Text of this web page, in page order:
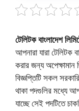
টেলিটক বাংলাদেশ
আপনারা যারা টেলিটক
করার জন্য
বিজ্ঞপ্তিটি সকল
থাকা পদগুলির মধ্যে
যাচ্ছে সেই পদটিতে